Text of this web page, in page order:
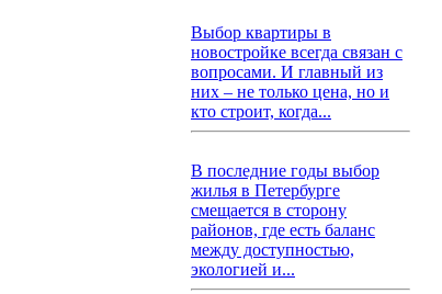
Выбор квартиры в
новостройке всегда связан с
вопросами. И главный из
них – не только цена, но и
кто строит, когда...
В последние годы выбор
жилья в Петербурге
смещается в сторону
районов, где есть баланс
между доступностью,
экологией и...